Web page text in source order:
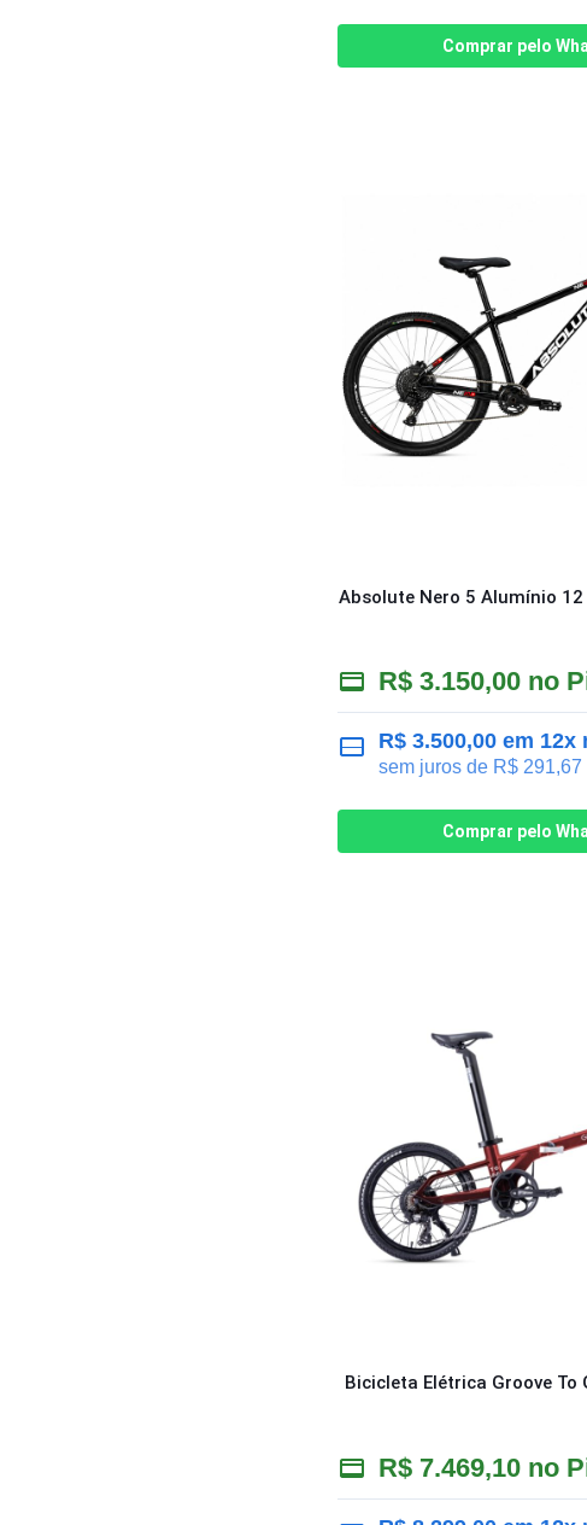
Comprar pelo
Absolute Nero 5 Alumínio
R$3.150,00 no
R$3.500,00em 12x
sem juros de R$291,67
Comprar pelo
Bicicleta Elétrica Groove To
R$7.469,10 no